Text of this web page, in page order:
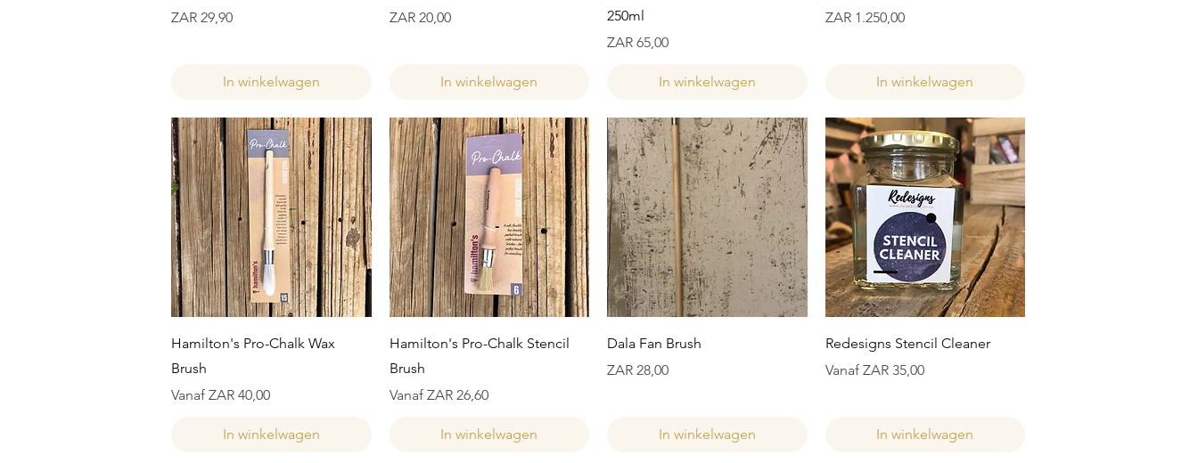
Prijs
ZAR 29,90
In winkelwagen
Prijs
ZAR 20,00
In winkelwagen
250ml
Prijs
ZAR 65,00
In winkelwagen
Prijs
ZAR 1.250,00
In winkelwagen
Snel overzicht
Hamilton's Pro-Chalk Wax
Brush
Vanaf ZAR 40,00
Verkoopprijs
In winkelwagen
Snel overzicht
Hamilton's Pro-Chalk Stencil
Brush
Vanaf ZAR 26,60
Verkoopprijs
In winkelwagen
Snel overzicht
Dala Fan Brush
Prijs
ZAR 28,00
In winkelwagen
Snel overzicht
Redesigns Stencil Cleaner
Vanaf ZAR 35,00
Verkoopprijs
In winkelwagen